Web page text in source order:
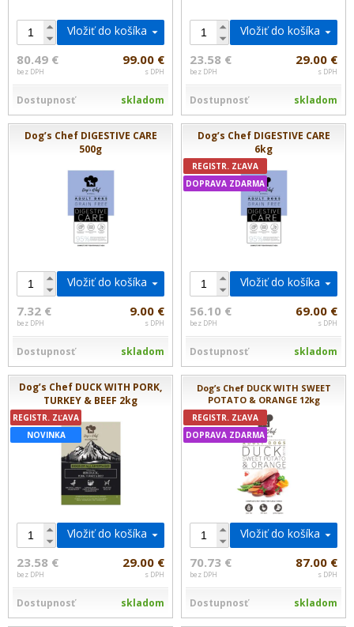
Vložiť do košíka
80.49 €
bez DPH
99.00 €
s DPH
Dostupnosť skladom
Vložiť do košíka
23.58 €
bez DPH
29.00 €
s DPH
Dostupnosť skladom
Dog’s Chef DIGESTIVE CARE
500g
Vložiť do košíka
7.32 €
bez DPH
9.00 €
s DPH
Dostupnosť skladom
Dog’s Chef DIGESTIVE CARE
6kg
REGISTR. ZĽAVA
DOPRAVA ZDARMA
Vložiť do košíka
56.10 €
bez DPH
69.00 €
s DPH
Dostupnosť skladom
Dog’s Chef DUCK WITH PORK,
TURKEY & BEEF 2kg
REGISTR. ZĽAVA
NOVINKA
Vložiť do košíka
23.58 €
bez DPH
29.00 €
s DPH
Dostupnosť skladom
Dog’s Chef DUCK WITH SWEET
POTATO & ORANGE 12kg
REGISTR. ZĽAVA
DOPRAVA ZDARMA
Vložiť do košíka
70.73 €
bez DPH
87.00 €
s DPH
Dostupnosť skladom